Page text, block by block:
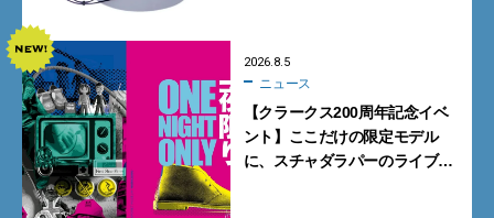
2026.8.5
ニュース
【クラークス200周年記念イベ
ント】ここだけの限定モデル
に、スチャダラパーのライブ